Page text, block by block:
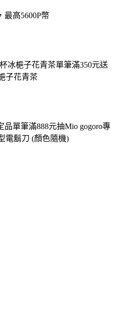
最高5600P幣
冰梔子花青茶單筆滿350元送
子花青茶
品單筆滿888元抽Mio gogoro專
電鬍刀 (顏色隨機)